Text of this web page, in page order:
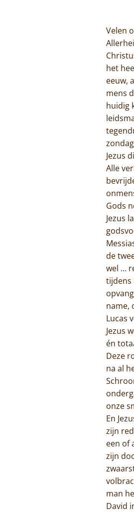
Velen
het
eeuw,
mens
huidig
Jezus
Alle
Gods
Jezus
de
wel …
tijdens
name,
Lucas
Jezus
én
Deze
na al
onze
En
zijn
een of
zijn
man
David